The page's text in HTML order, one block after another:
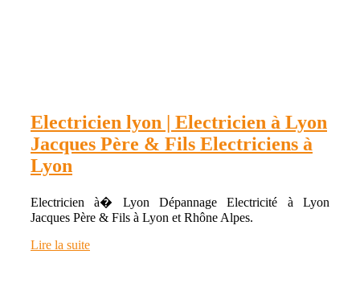
Electricien lyon | Electricien à Lyon
Jacques Père & Fils Electri­ciens à
Lyon
Electricien à� Lyon Dépannage Electricité à Lyon
Jacques Père & Fils à Lyon et Rhône Alpes.
Lire la suite